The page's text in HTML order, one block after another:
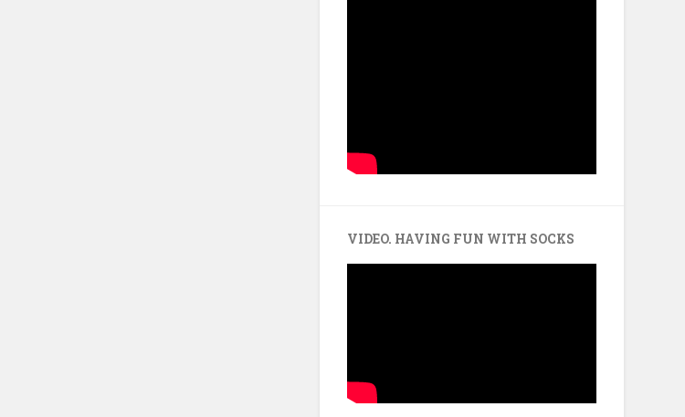
VIDEO. HAVING FUN WITH SOCKS